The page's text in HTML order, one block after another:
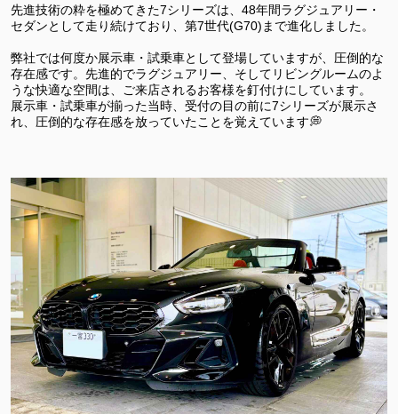
先進技術の粋を極めてきた7シリーズは、48年間ラグジュアリー・
セダンとして走り続けており、第7世代(G70)まで進化しました。
弊社では何度か展示車・試乗車として登場していますが、圧倒的な
存在感です。先進的でラグジュアリー、そしてリビングルームのよ
うな快適な空間は、ご来店されるお客様を釘付けにしています。
展示車・試乗車が揃った当時、受付の目の前に7シリーズが展示さ
れ、圧倒的な存在感を放っていたことを覚えています💭